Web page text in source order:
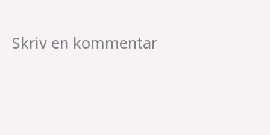
Skriv en kommentar